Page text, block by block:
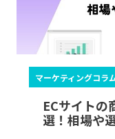
マーケティングコラ
ECサイトの
選！相場や